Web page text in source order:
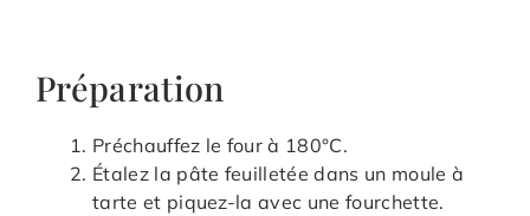
Préparation
Préchauffez le four à 180°C.
Étalez la pâte feuilletée dans un moule à
tarte et piquez-la avec une fourchette.